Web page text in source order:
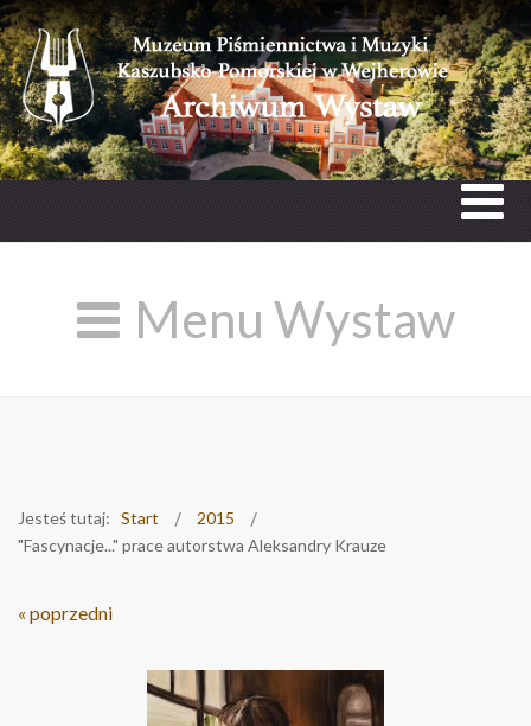
Menu Wystaw
Jesteś tutaj: Start
2015
"Fascynacje..." prace autorstwa Aleksandry Krauze
« poprzedni